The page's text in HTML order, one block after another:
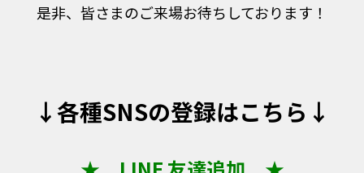
是非、皆さまのご来場お待ちしております！
↓各種SNSの登録はこちら↓